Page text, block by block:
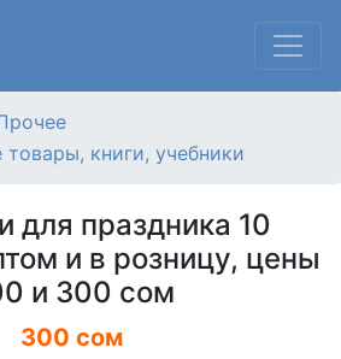
товары, книги, учебники
для праздника 10
и в розницу, цены
и 300 сом
300 сом